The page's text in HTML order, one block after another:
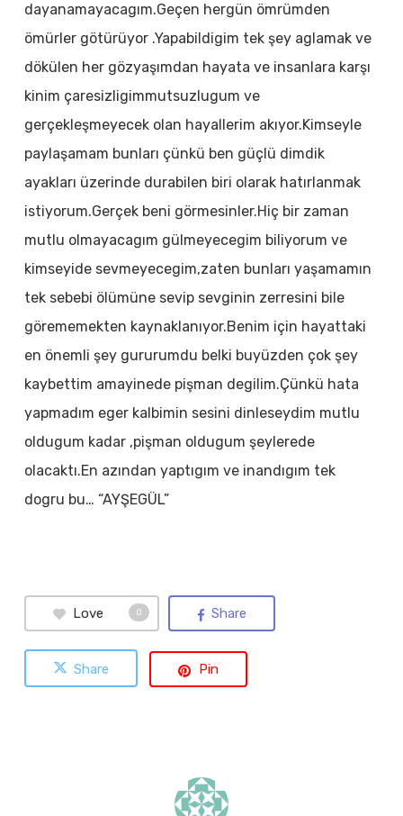
dayanamayacagım.Geçen hergün ömrümden
ömürler götürüyor .Yapabildigim tek şey aglamak ve
dökülen her gözyaşımdan hayata ve insanlara karşı
kinim çaresizligimmutsuzlugum ve
gerçekleşmeyecek olan hayallerim akıyor.Kimseyle
paylaşamam bunları çünkü ben güçlü dimdik
ayakları üzerinde durabilen biri olarak hatırlanmak
istiyorum.Gerçek beni görmesinler.Hiç bir zaman
mutlu olmayacagım gülmeyecegim biliyorum ve
kimseyide sevmeyecegim,zaten bunları yaşamamın
tek sebebi ölümüne sevip sevginin zerresini bile
görememekten kaynaklanıyor.Benim için hayattaki
en önemli şey gururumdu belki buyüzden çok şey
kaybettim amayinede pişman degilim.Çünkü hata
yapmadım eger kalbimin sesini dinleseydim mutlu
oldugum kadar ,pişman oldugum şeylerede
olacaktı.En azından yaptıgım ve inandıgım tek
dogru bu… “AYŞEGÜL”
Love 0 Share
Share Pin